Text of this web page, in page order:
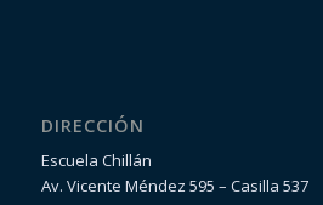
DIRECCIÓN
Escuela Chillán
Av. Vicente Méndez 595 – Casilla 537